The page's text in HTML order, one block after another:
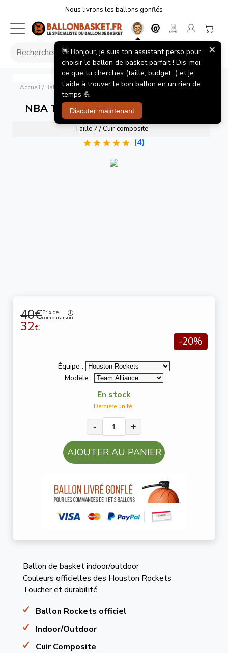
Nous livrons les ballons gonflés
NBA Team Alliance Houston RocketsWilson
Accueil/ Ballons de basket/ NBA Team Alliance Houston Rockets
NBA Team Alliance Houston Rockets
Taille 7 / Cuir composite
(4)
40€Prix de
comparaison
32€
-20%
Équipe :
Modèle :
En stock
Dernière unité !
- +
AJOUTER AU PANIER
Ballon de basket indoor/outdoor
Couleurs officielles des Houston Rockets
Toucher et durabilité
Ballon Rockets officiel
Indoor/Outdoor
Cuir Composite
👋 Bonjour, je suis ton assistant perso pour
choisir le ballon de basket parfait ! Dis-moi
ce que tu cherches (taille, budget...) et je
t'aide à trouver le bon ballon en un rien de
temps 💪
Discuter maintenant
×